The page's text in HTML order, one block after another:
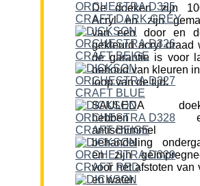
De doeken zijn
Acryl en zijn
van een door en
gekleurd acryl draad
de garantie is voor
behoud van kleuren
loop van de tijd.
SAULEDA
hebben
antischimmel
behandeling
en zijn
voor het afstoten van
en water.